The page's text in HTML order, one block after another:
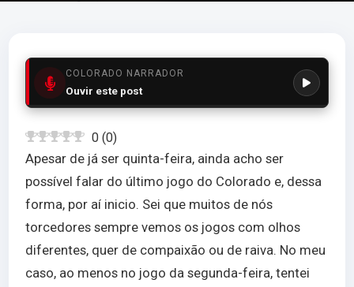
COLORADO NARRADOR
Ouvir este post
0 (0)
Apesar de já ser quinta-feira, ainda acho ser
possível falar do último jogo do Colorado e, dessa
forma, por aí inicio. Sei que muitos de nós
torcedores sempre vemos os jogos com olhos
diferentes, quer de compaixão ou de raiva. No meu
caso, ao menos no jogo da segunda-feira, tentei